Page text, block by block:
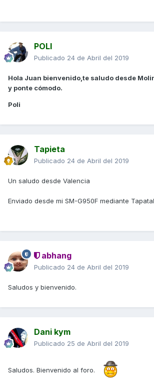
POLI
Publicado 24 de Abril del 2019
Hola Juan bienvenido,te saludo desde
y ponte cómodo.
Poli
Tapieta
Publicado 24 de Abril del 2019
Un saludo desde Valencia
Enviado desde mi SM-G950F mediante
abhang
Publicado 24 de Abril del 2019
Saludos y bienvenido.
Dani kym
Publicado 25 de Abril del 2019
Saludos. Bienvenido al foro.